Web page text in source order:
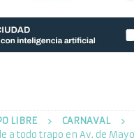
LIBRE CARNAVAL
a todo trapo en Av. de Mayo